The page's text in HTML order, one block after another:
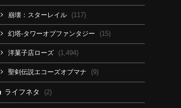
崩壊：スターレイル (117)
幻塔-タワーオブファンタジー (15)
洋菓子店ローズ (1,494)
聖剣伝説エコーズオブマナ (9)
ライフネタ (2)